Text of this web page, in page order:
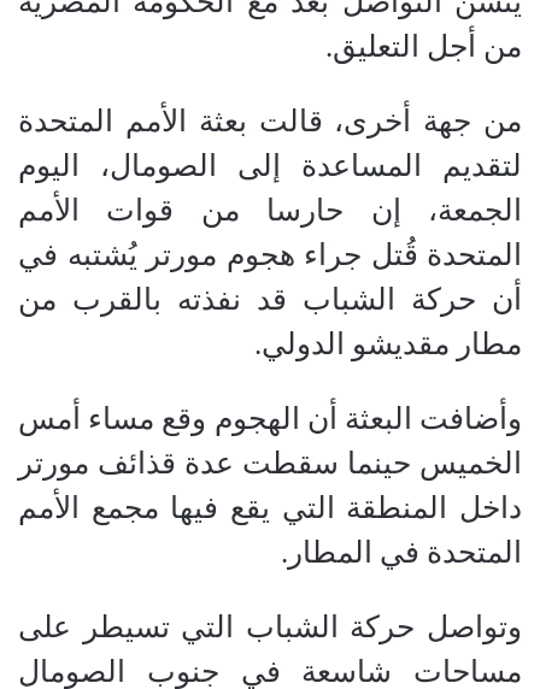
من أجل التعليق.
من جهة أخرى، قالت بعثة الأمم المتحدة
لتقديم المساعدة إلى الصومال، اليوم
الجمعة، إن حارسا من قوات الأمم
المتحدة قُتل جراء هجوم مورتر يُشتبه في
أن حركة الشباب قد نفذته بالقرب من
مطار مقديشو الدولي.
وأضافت البعثة أن الهجوم وقع مساء أمس
الخميس حينما سقطت عدة قذائف مورتر
داخل المنطقة التي يقع فيها مجمع الأمم
المتحدة في المطار.
وتواصل حركة الشباب التي تسيطر على
مساحات شاسعة في جنوب الصومال